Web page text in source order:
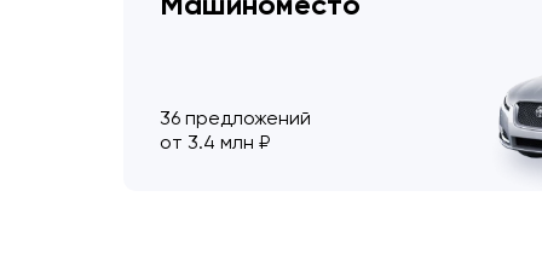
36 предложений
от 3.4 млн ₽